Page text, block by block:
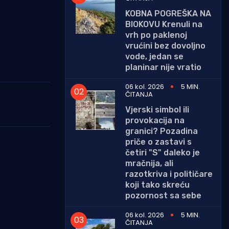
KOBNA POGREŠKA NA
BIOKOVU Krenuli na
vrh po paklenoj
vrućini bez dovoljno
vode, jedan se
planinar nije vratio
06 kol. 2026
5 MIN.
ČITANJA
Vjerski simbol ili
provokacija na
granici? Pozadina
priče o zastavi s
četiri "S" daleko je
mračnija, ali
razotkriva i političare
koji tako skreću
pozornost sa sebe
06 kol. 2026
5 MIN.
ČITANJA